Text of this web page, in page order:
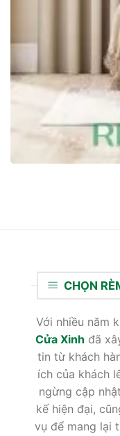
CHỌN
Với nhiều năm
Cửa Xinh đã
tin từ khách
ích của khách
ngừng cập
kế hiện đại,
vụ để mang lại